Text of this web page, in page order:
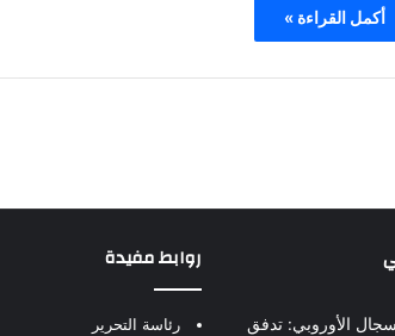
أكمل القراءة »
الأوروبي: تدفق
روابط مفيدة
رئاسة التحرير